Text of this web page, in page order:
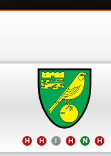
Η Η Ι Η Ν Η